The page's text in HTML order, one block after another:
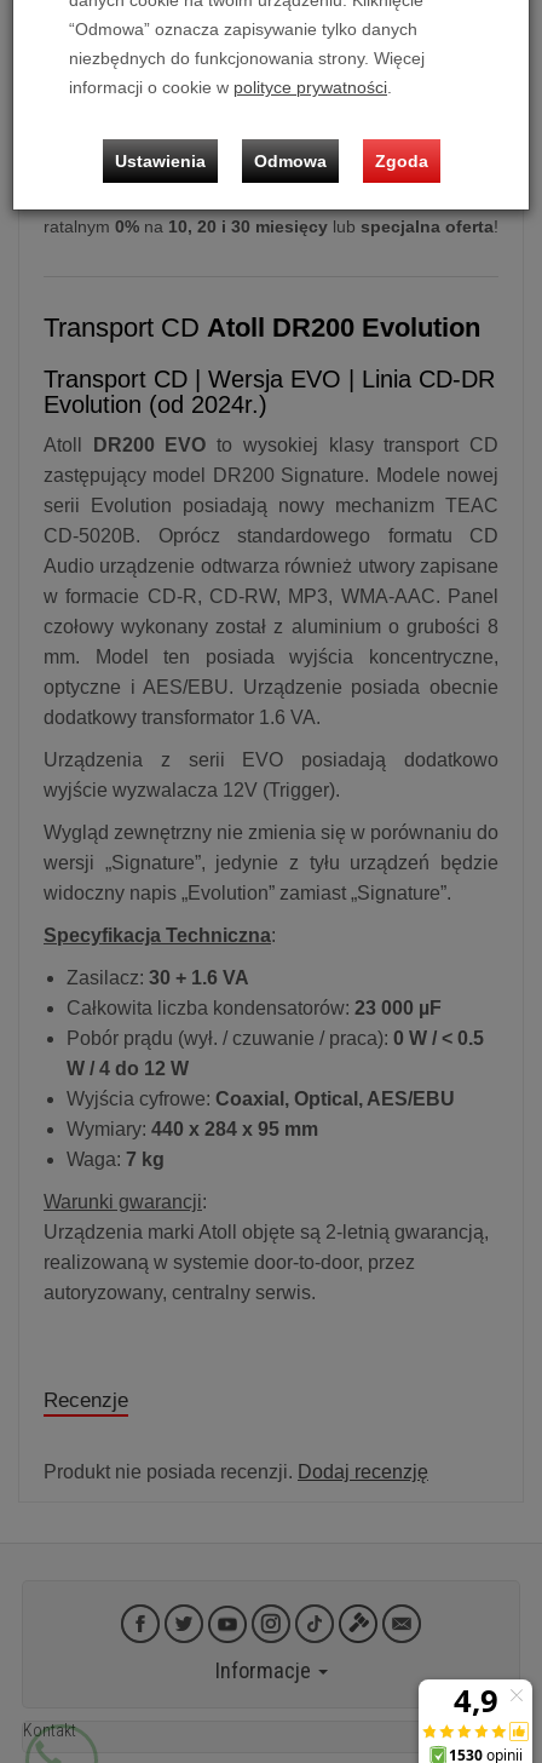
dodaj do koszyka
Transport CDAtoll DR200 EVO(Czarny)
ratalnym 0% na 10, 20 i 30 miesięcy lub specjalna oferta!
Transport CD Atoll DR200 Evolution
Transport CD | Wersja EVO | Linia CD-DR
Evolution (od 2024r.)
Atoll DR200 EVO to wysokiej klasy transport CD
zastępujący model DR200 Signature. Modele nowej
serii Evolution posiadają nowy mechanizm TEAC
CD-5020B. Oprócz standardowego formatu CD
Audio urządzenie odtwarza również utwory zapisane
w formacie CD-R, CD-RW, MP3, WMA-AAC. Panel
czołowy wykonany został z aluminium o grubości 8
mm. Model ten posiada wyjścia koncentryczne,
optyczne i AES/EBU. Urządzenie posiada obecnie
dodatkowy transformator 1.6 VA.
Urządzenia z serii EVO posiadają dodatkowo
wyjście wyzwalacza 12V (Trigger).
Wygląd zewnętrzny nie zmienia się w porównaniu do
wersji „Signature”, jedynie z tyłu urządzeń będzie
widoczny napis „Evolution” zamiast „Signature”.
Specyfikacja Techniczna:
Zasilacz: 30 + 1.6 VA
Całkowita liczba kondensatorów: 23 000 µF
Pobór prądu (wył. / czuwanie / praca): 0 W / < 0.5
W / 4 do 12 W
Wyjścia cyfrowe: Coaxial, Optical, AES/EBU
Wymiary: 440 x 284 x 95 mm
Waga: 7 kg
Warunki gwarancji:
Urządzenia marki Atoll objęte są 2-letnią gwarancją,
realizowaną w systemie door-to-door, przez
autoryzowany, centralny serwis.
Recenzje
Produkt nie posiada recenzji. Dodaj recenzję
Informacje
Kontakt
“Odmowa” oznacza zapisywanie tylko danych
niezbędnych do funkcjonowania strony. Więcej
informacji o cookie w polityce prywatności.
Ustawienia Odmowa Zgoda